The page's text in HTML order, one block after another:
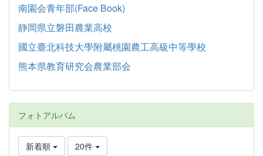
南園会青年部(Face Book)
静岡県立磐田農業高校
國立臺北科技大學附屬桃園農工高級中等學校
熊本県教育研究会農業部会
フォトアルバム
新着順 20件